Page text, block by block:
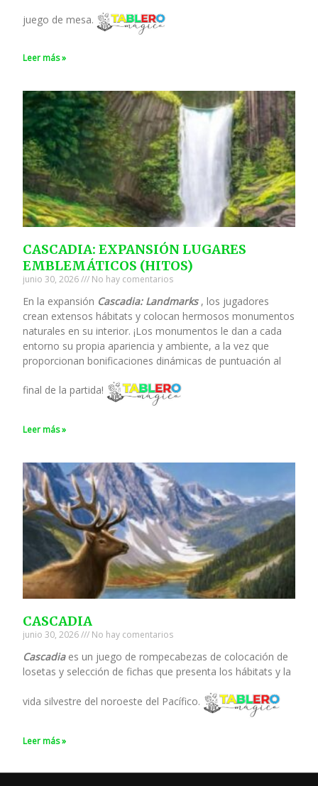
juego de mesa.
Leer más »
CASCADIA: EXPANSIÓN LUGARES
EMBLEMÁTICOS (HITOS)
junio 30, 2026 No hay comentarios
En la expansión Cascadia: Landmarks, los jugadores
crean extensos hábitats y colocan hermosos monumentos
naturales en su interior. ¡Los monumentos le dan a cada
entorno su propia apariencia y ambiente, a la vez que
proporcionan bonificaciones dinámicas de puntuación al
final de la partida!
Leer más »
CASCADIA
junio 30, 2026 No hay comentarios
Cascadiaes un juego de rompecabezas de colocación de
losetas y selección de fichas que presenta los hábitats y la
vida silvestre del noroeste del Pacífico.
Leer más »